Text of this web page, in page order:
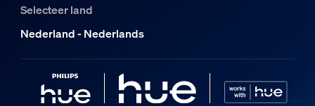
Selecteer land
Nederland - Nederlands